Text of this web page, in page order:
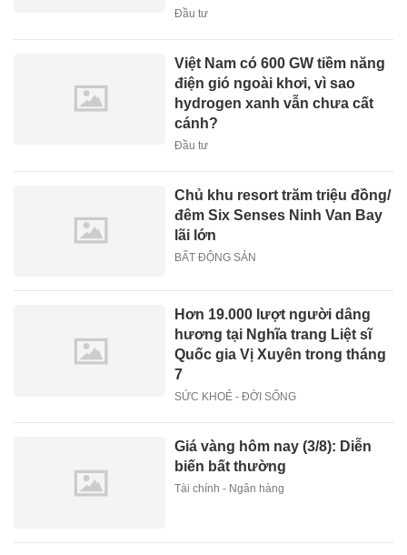
Đầu tư
Việt Nam có 600 GW tiềm năng
điện gió ngoài khơi, vì sao
hydrogen xanh vẫn chưa cất
cánh?
Đầu tư
Chủ khu resort trăm triệu đồng/
đêm Six Senses Ninh Van Bay
lãi lớn
BẤT ĐỘNG SẢN
Hơn 19.000 lượt người dâng
hương tại Nghĩa trang Liệt sĩ
Quốc gia Vị Xuyên trong tháng
7
SỨC KHOẺ - ĐỜI SỐNG
Giá vàng hôm nay (3/8): Diễn
biến bất thường
Tài chính - Ngân hàng